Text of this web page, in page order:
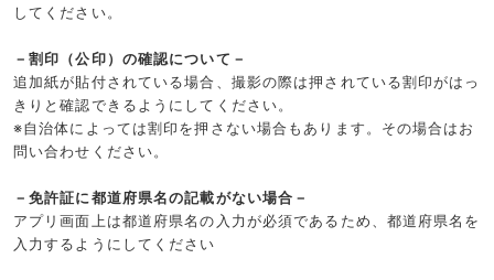
してください。
－割印（公印）の確認について－
追加紙が貼付されている場合、撮影の際は押されている割印がはっ
きりと確認できるようにしてください。
※自治体によっては割印を押さない場合もあります。その場合はお
問い合わせください。
－免許証に都道府県名の記載がない場合－
アプリ画面上は都道府県名の入力が必須であるため、都道府県名を
入力するようにしてください